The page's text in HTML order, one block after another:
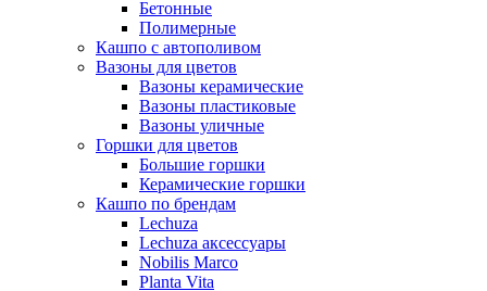
Бетонные
Полимерные
Кашпо с автополивом
Вазоны для цветов
Вазоны керамические
Вазоны пластиковые
Вазоны уличные
Горшки для цветов
Большие горшки
Керамические горшки
Кашпо по брендам
Lechuza
Lechuza аксессуары
Nobilis Marco
Planta Vita